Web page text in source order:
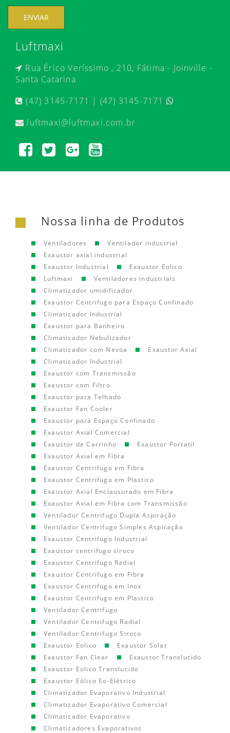
ENVIAR
Luftmaxi
Rua Érico Veríssimo , 210, Fátima - Joinville -
Santa Catarina
(47) 3145-7171 | (47) 3145-7171
luftmaxi@luftmaxi.com.br
Nossa linha de Produtos
Ventiladores
Ventilador industrial
Exaustor axial industrial
Exaustor Industrial
Exaustor Eolico
Luftmaxi
Ventiladores industriais
Climatizador umidificador
Exaustor Centrifugo para Espaço Confinado
Climatizador Industrial
Exaustor para Banheiro
Climatizador Nebulizador
Climatizador com Nevoa
Exaustor Axial
Climatizador Industrial
Exaustor com Transmissão
Exaustor com Filtro
Exaustor para Telhado
Exaustor Fan Cooler
Exaustor para Espaço Confinado
Exaustor Axial Comercial
Exaustor de Carrinho
Exaustor Portatil
Exaustor Axial em Fibra
Exaustor Centrifugo em Fibra
Exaustor Centrifugo em Plastico
Exaustor Axial Enclausurado em Fibra
Exaustor Axial em Fibra com Transmissão
Ventilador Centrifugo Dupla Aspiração
Ventilador Centrifugo Simples Aspiração
Exaustor Centrifugo Industrial
Exaustor centrifugo siroco
Exaustor Centrifugo Radial
Exaustor Centrifugo em Fibra
Exaustor Centrifugo em Inox
Exaustor Centrifugo em Plastico
Ventilador Centrifugo
Ventilador Centrifugo Radial
Ventilador Centrifugo Siroco
Exaustor Eolico
Exaustor Solar
Exaustor Fan Clear
Exaustor Translucido
Exaustor Eolico Translucido
Exaustor Eólico Eo-Elétrico
Climatizador Evaporativo Industrial
Climatizador Evaporativo Comercial
Climatizador Evaporativo
Climatizadores Evaporativos